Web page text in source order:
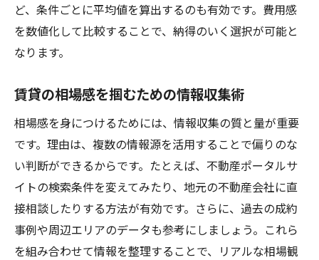
ど、条件ごとに平均値を算出するのも有効です。費用感
を数値化して比較することで、納得のいく選択が可能と
なります。
賃貸の相場感を掴むための情報収集術
相場感を身につけるためには、情報収集の質と量が重要
です。理由は、複数の情報源を活用することで偏りのな
い判断ができるからです。たとえば、不動産ポータルサ
イトの検索条件を変えてみたり、地元の不動産会社に直
接相談したりする方法が有効です。さらに、過去の成約
事例や周辺エリアのデータも参考にしましょう。これら
を組み合わせて情報を整理することで、リアルな相場観